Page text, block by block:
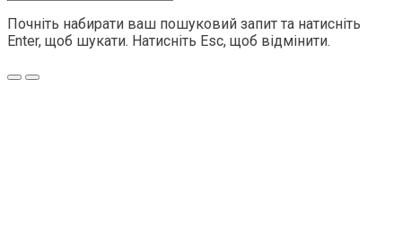
Почніть набирати ваш пошуковий запит та натисніть
Enter, щоб шукати. Натисніть Esc, щоб відмінити.
Меню